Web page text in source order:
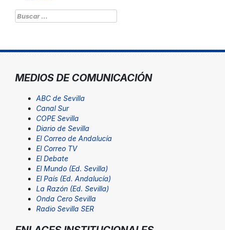
Buscar:
MEDIOS DE COMUNICACIÓN
ABC de Sevilla
Canal Sur
COPE Sevilla
Diario de Sevilla
El Correo de Andalucía
El Correo TV
El Debate
El Mundo (Ed. Sevilla)
El País (Ed. Andalucía)
La Razón (Ed. Sevilla)
Onda Cero Sevilla
Radio Sevilla SER